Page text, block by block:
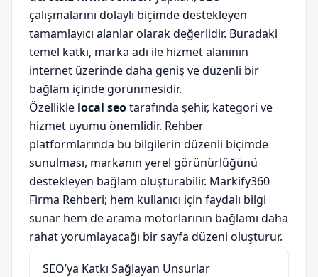
çalışmalarını dolaylı biçimde destekleyen
tamamlayıcı alanlar olarak değerlidir. Buradaki
temel katkı, marka adı ile hizmet alanının
internet üzerinde daha geniş ve düzenli bir
bağlam içinde görünmesidir.
Özellikle local seotarafında şehir, kategori ve
hizmet uyumu önemlidir. Rehber
platformlarında bu bilgilerin düzenli biçimde
sunulması, markanın yerel görünürlüğünü
destekleyen bağlam oluşturabilir. Markify360
Firma Rehberi; hem kullanıcı için faydalı bilgi
sunar hem de arama motorlarının bağlamı daha
rahat yorumlayacağı bir sayfa düzeni oluşturur.
SEO’ya Katkı Sağlayan Unsurlar